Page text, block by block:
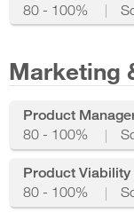
80 - 100%
Marketing
Product
80 - 100%
Product Viability
80 - 100%